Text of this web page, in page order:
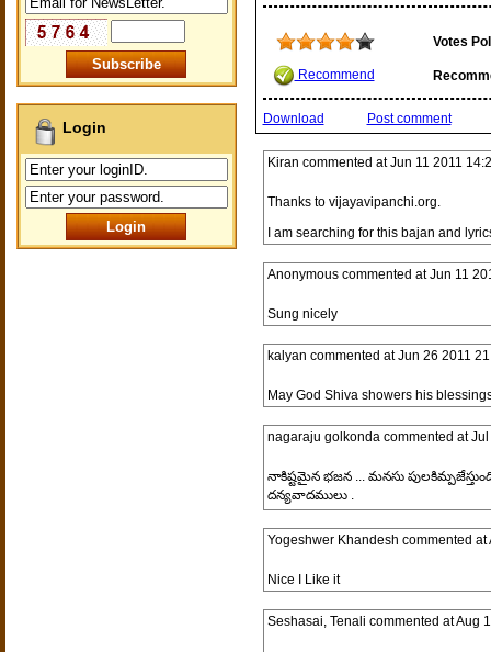
Login
Votes
Recommend
Download Post comment
Kiran commented atJun 11 2011
Thanks to vijayavipanchi.org.
I am searching for this bajan and
Anonymouscommented atJun 11
Sung nicely
kalyan commented atJun 26 2011
May God Shiva showers his
nagaraju golkondacommented atJul
నాకిష్టమైన భజన ... మనసు
దన్యవాదములు .
Yogeshwer Khandesh commented at
Nice I Like it
Seshasai, Tenali commented atAug